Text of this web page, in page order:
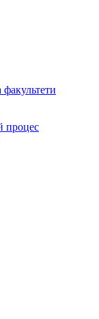
факультети
процес